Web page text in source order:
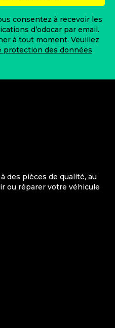
consentez à recevoir les
d’odocar par email.
à tout moment. Veuillez
protection des données
des pièces de qualité, au
ou réparer votre véhicule